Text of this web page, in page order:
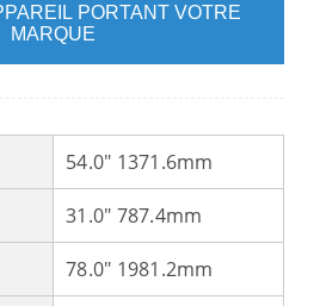
PORTANT VOTRE
MARQUE
54.0" 1371.6mm
31.0" 787.4mm
78.0" 1981.2mm